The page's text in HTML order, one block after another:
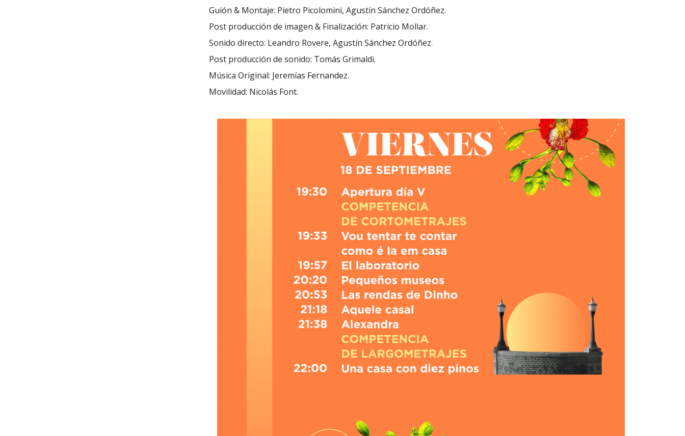
Guión & Montaje: Pietro Picolomini, Agustín Sánchez Ordóñez.
Post producción de imagen & Finalización: Patricio Mollar.
Sonido directo: Leandro Rovere, Agustín Sánchez Ordóñez.
Post producción de sonido: Tomás Grimaldi.
Música Original: Jeremías Fernandez.
Movilidad: Nicolás Font.